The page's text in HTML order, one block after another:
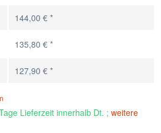
144,00 € *
135,80 € *
127,90 € *
Lieferzeit innerhalb Dt. ; weitere